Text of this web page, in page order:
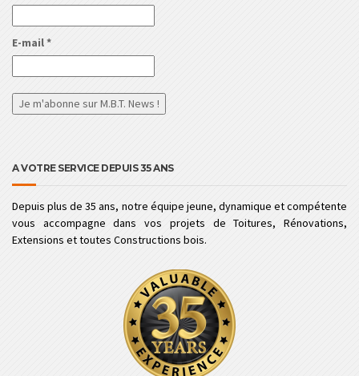
E-mail*
A VOTRE SERVICE DEPUIS 35 ANS
Depuis plus de 35 ans, notre équipe jeune, dynamique et compétente
vous accompagne dans vos projets de Toitures, Rénovations,
Extensions et toutes Constructions bois.